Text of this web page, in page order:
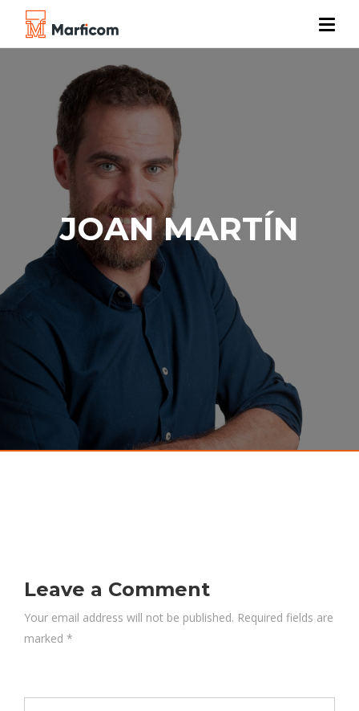
JOAN MARTÍN
Leave a Comment
Your email address will not be published. Required fields are
marked *